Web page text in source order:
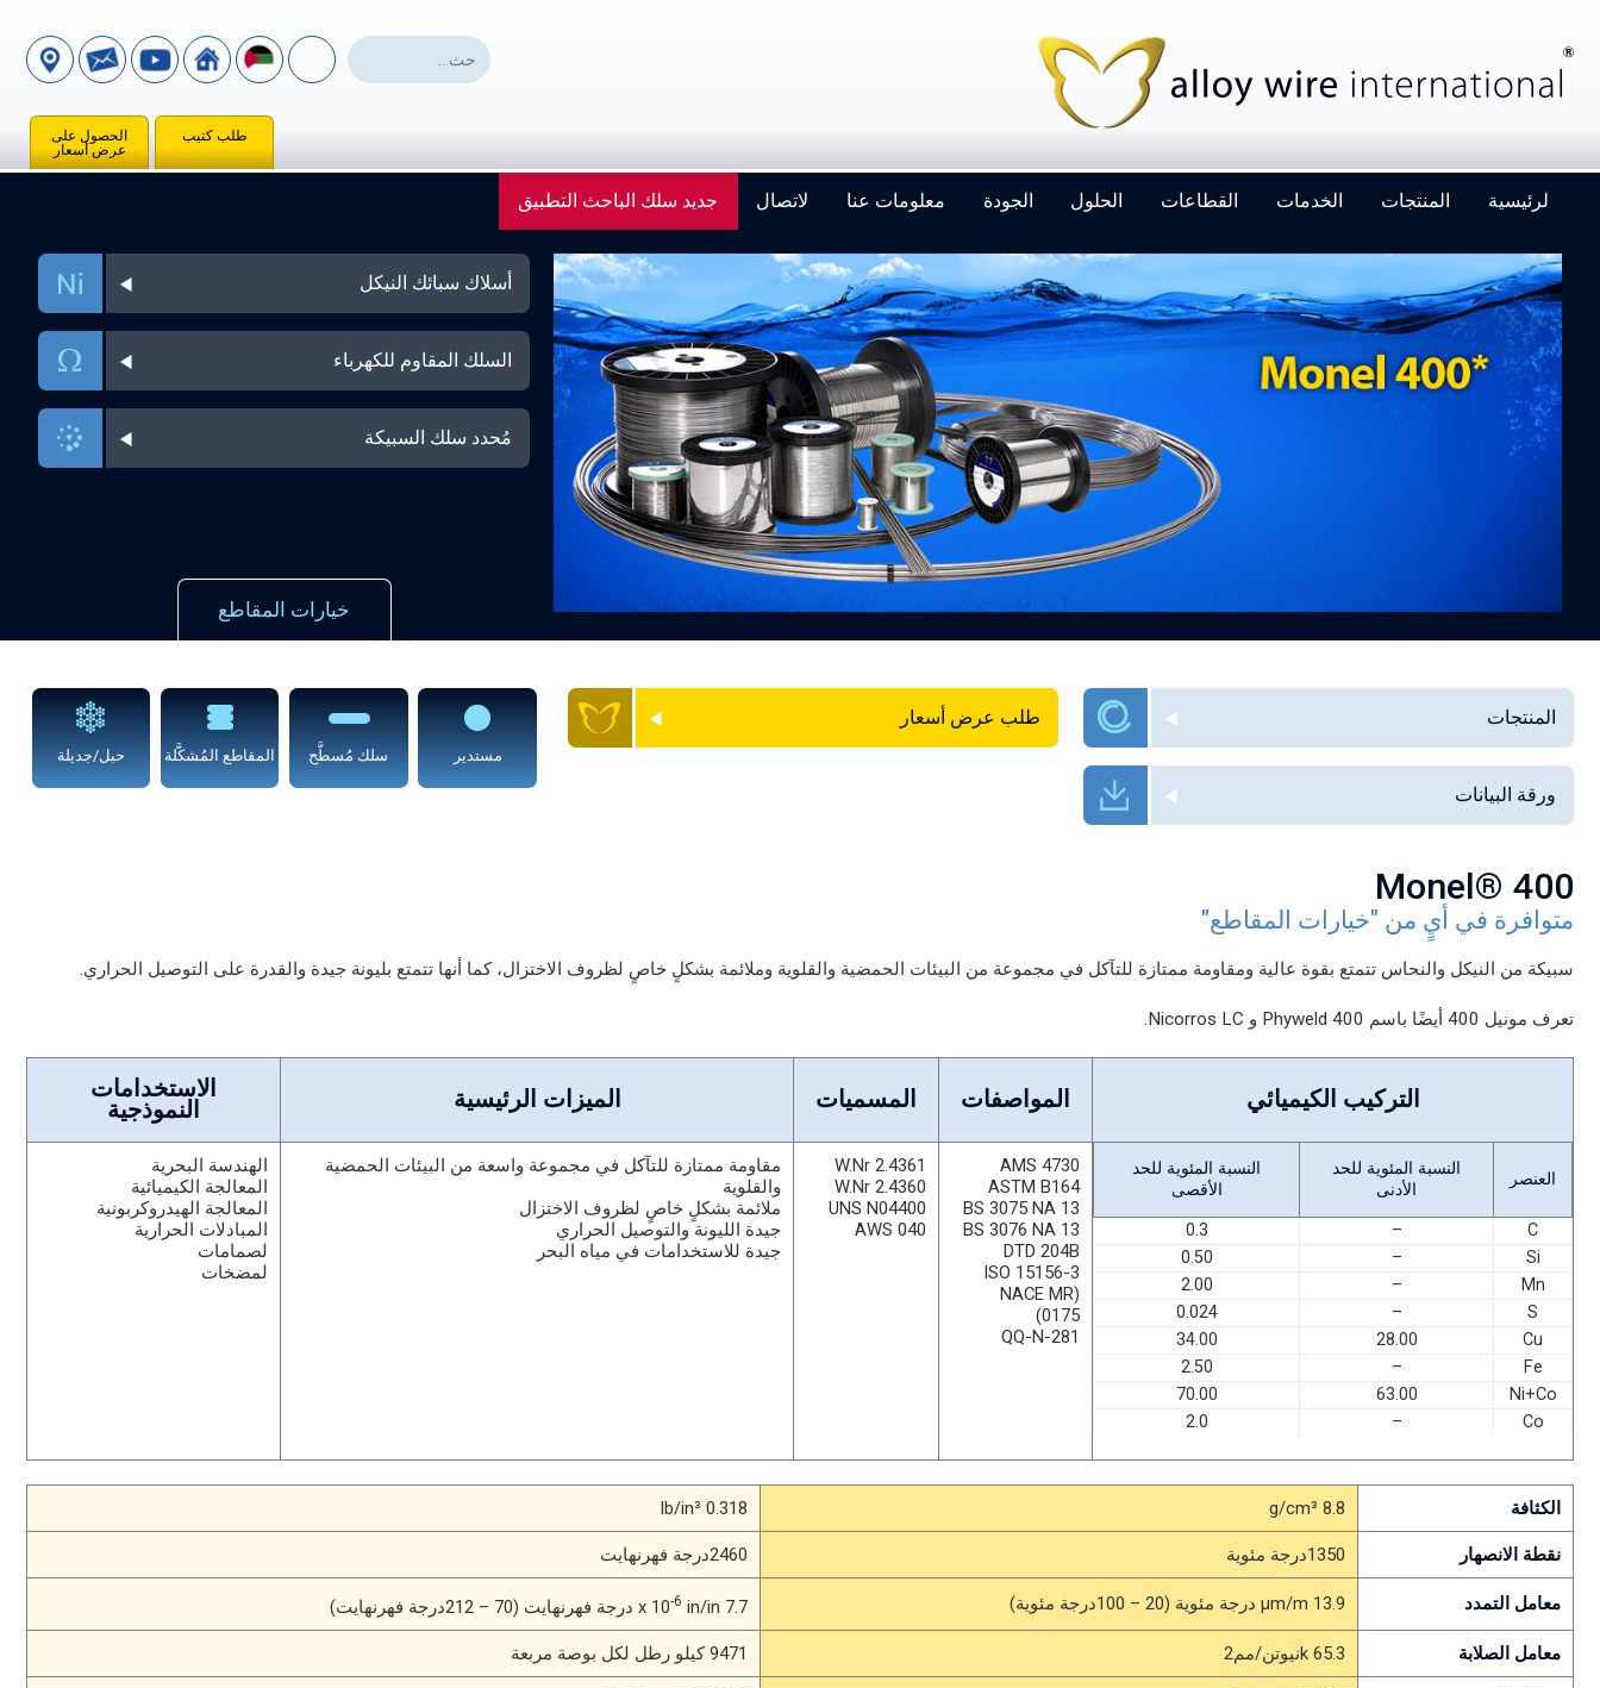
الحصول على
عرض أسعار
طلب كتيب
لرئيسية المنتجات الخدمات القطاعات الحلول الجودة معلومات عنا لاتصال جديد سلك الباحث التطبيق
أسلاك سبائك النيكل
السلك المقاوم للكهرباء
مُحدد سلك السبيكة
المنتجات طلب عرض أسعار
ورقة البيانات
خيارات المقاطع
مستدير سلك مُسطَّح المقاطع المُشكَّلة حبل/جديلة
Monel® 400
متوافرة في أيٍ من "خيارات المقاطع"
سبيكة من النيكل والنحاس تتمتع بقوة عالية ومقاومة ممتازة للتآكل في مجموعة من البيئات الحمضية والقلوية وملائمة بشكلٍ خاصٍ لظروف الاختزال، كما أنها تتمتع بليونة جيدة والقدرة على التوصيل الحراري.
تعرف مونيل 400 أيضًا باسم Phyweld 400 و Nicorros LC.
التركيب الكيميائي المواصفات المسميات الميزات الرئيسية الاستخدامات
النموذجية
العنصر
النسبة المئوية للحد
الأدنى
النسبة المئوية للحد
الأقصى
C
–
0.3
Si
–
0.50
Mn
–
2.00
S
–
0.024
Cu
28.00
34.00
Fe
–
2.50
Ni+Co
63.00
70.00
Co
–
2.0
AMS 4730
ASTM B164
BS 3075 NA 13
BS 3076 NA 13
DTD 204B
ISO 15156-3
(NACE MR
0175)
QQ-N-281
W.Nr 2.4361
W.Nr 2.4360
UNS N04400
AWS 040
مقاومة ممتازة للتآكل في مجموعة واسعة من البيئات الحمضية
والقلوية
ملائمة بشكلٍ خاصٍ لظروف الاختزال
جيدة الليونة والتوصيل الحراري
جيدة للاستخدامات في مياه البحر
الهندسة البحرية
المعالجة الكيميائية
المعالجة الهيدروكربونية
المبادلات الحرارية
لصمامات
لمضخات
الكثافة 8.8 g/cm³
0.318 lb/in³
نقطة الانصهار 1350درجة مئوية 2460درجة فهرنهايت
معامل التمدد 13.9 μm/m درجة مئوية (20 – 100درجة مئوية) 7.7 x 10
-6 in/in درجة فهرنهايت (70 – 212درجة فهرنهايت)
معامل الصلابة 65.3 kنيوتن/مم2 9471 كيلو رطل لكل بوصة مربعة